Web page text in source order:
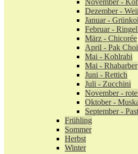
November -
Dezember -
Januar -
Februar -
März - Chicorée
April - Pak Choi
Mai - Kohlrabi
Mai - Rhabarber
Juni - Rettich
Juli - Zucchini
November -
Oktober -
September -
Frühling
Sommer
Herbst
Winter